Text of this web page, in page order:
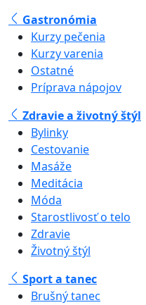
Gastronómia
Kurzy pečenia
Kurzy varenia
Ostatné
Príprava nápojov
Zdravie a životný štýl
Bylinky
Cestovanie
Masáže
Meditácia
Móda
Starostlivosť o telo
Zdravie
Životný štýl
Sport a tanec
Brušný tanec